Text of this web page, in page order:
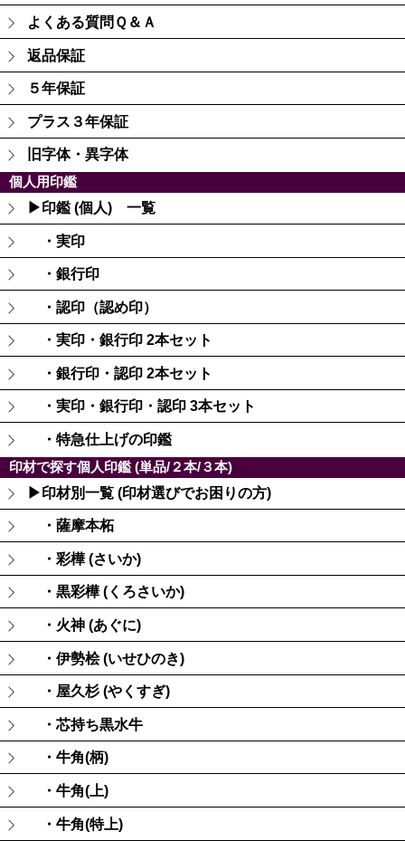
よくある質問Ｑ＆Ａ
返品保証
５年保証
プラス３年保証
旧字体・異字体
個人用印鑑
▶印鑑 (個人) 一覧
・実印
・銀行印
・認印（認め印）
・実印・銀行印 2本セット
・銀行印・認印 2本セット
・実印・銀行印・認印 3本セット
・特急仕上げの印鑑
印材で探す個人印鑑 (単品/２本/３本)
▶印材別一覧 (印材選びでお困りの方)
・薩摩本柘
・彩樺 (さいか)
・黒彩樺 (くろさいか)
・火神 (あぐに)
・伊勢桧 (いせひのき)
・屋久杉 (やくすぎ)
・芯持ち黒水牛
・牛角(柄)
・牛角(上)
・牛角(特上)